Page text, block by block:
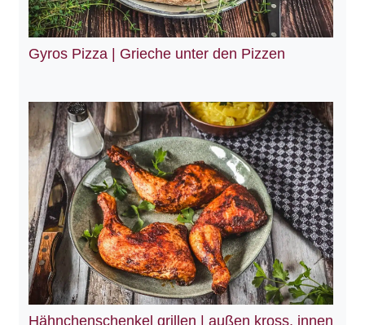
Gyros Pizza | Grieche unter den Pizzen
Hähnchenschenkel grillen | außen kross, innen